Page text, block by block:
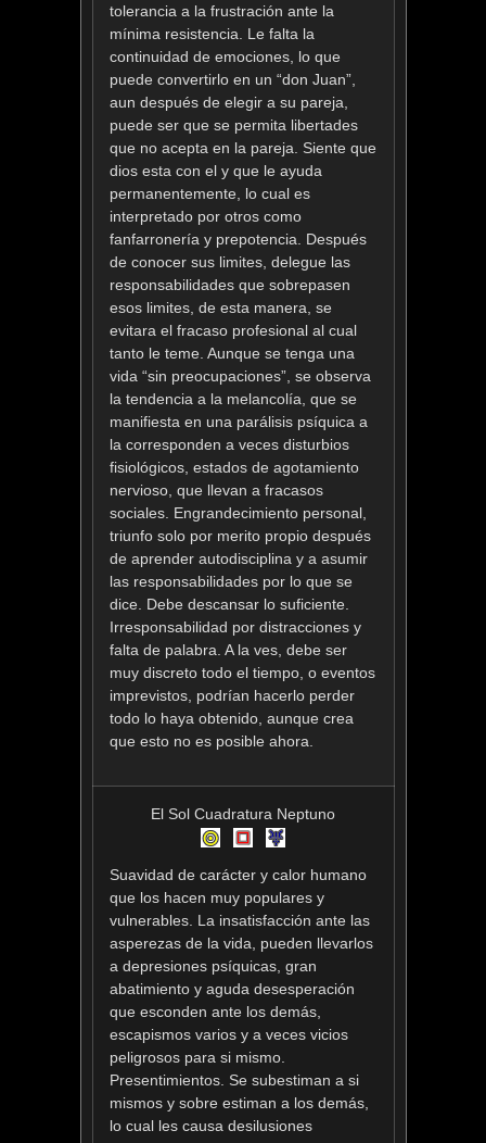
tolerancia a la frustración ante la
mínima resistencia. Le falta la
continuidad de emociones, lo que
puede convertirlo en un “don Juan”,
aun después de elegir a su pareja,
puede ser que se permita libertades
que no acepta en la pareja. Siente que
dios esta con el y que le ayuda
permanentemente, lo cual es
interpretado por otros como
fanfarronería y prepotencia. Después
de conocer sus limites, delegue las
responsabilidades que sobrepasen
esos limites, de esta manera, se
evitara el fracaso profesional al cual
tanto le teme. Aunque se tenga una
vida “sin preocupaciones”, se observa
la tendencia a la melancolía, que se
manifiesta en una parálisis psíquica a
la corresponden a veces disturbios
fisiológicos, estados de agotamiento
nervioso, que llevan a fracasos
sociales. Engrandecimiento personal,
triunfo solo por merito propio después
de aprender autodisciplina y a asumir
las responsabilidades por lo que se
dice. Debe descansar lo suficiente.
Irresponsabilidad por distracciones y
falta de palabra. A la ves, debe ser
muy discreto todo el tiempo, o eventos
imprevistos, podrían hacerlo perder
todo lo haya obtenido, aunque crea
que esto no es posible ahora.
El Sol Cuadratura Neptuno
Suavidad de carácter y calor humano
que los hacen muy populares y
vulnerables. La insatisfacción ante las
asperezas de la vida, pueden llevarlos
a depresiones psíquicas, gran
abatimiento y aguda desesperación
que esconden ante los demás,
escapismos varios y a veces vicios
peligrosos para si mismo.
Presentimientos. Se subestiman a si
mismos y sobre estiman a los demás,
lo cual les causa desilusiones